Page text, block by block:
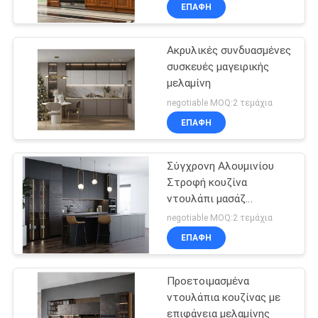
ΕΜΆΣ
ΓΎΡΟΣ
ΕΡΓΟΣΤΑΣΊΩΝ
ΕΠΑΦΉ
ΝΈΑ
ΌΛΕΣ
ΟΙ
ΠΕΡΙΠΤΏΣΕΙΣ
makeup
ματαιοδοξία
Το σπίτι της
διαστημικής
κάψουλας
ΕΠΑΦΉ
Ακρυλικές συνδυασμένες
συσκευές μαγειρικής
μελαμίνη
negotiable MOQ:2 τεμάχια
ΕΠΑΦΉ
Σύγχρονη Αλουμινίου
Στροφή κουζίνα
ντουλάπι μασάζ
μελαμίνη ντουλάπια
negotiable MOQ:2 τεμάχια
ΕΠΑΦΉ
Προετοιμασμένα
ντουλάπια κουζίνας με
επιφάνεια μελαμίνης